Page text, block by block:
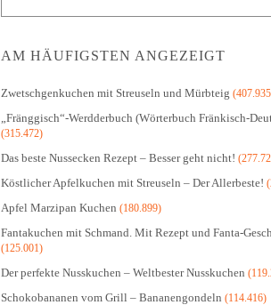
AM HÄUFIGSTEN ANGEZEIGT
Zwetschgenkuchen mit Streuseln und Mürbteig
„Fränggisch“-Werdderbuch (Wörterbuch Fränkisch-
(315.472)
Das beste Nussecken Rezept – Besser geht nicht!
Köstlicher Apfelkuchen mit Streuseln – Der Allerbeste!
Apfel Marzipan Kuchen (180.899)
Fantakuchen mit Schmand. Mit Rezept und Fanta-
(125.001)
Der perfekte Nusskuchen – Weltbester Nusskuchen
Schokobananen vom Grill – Bananengondeln (114.416)